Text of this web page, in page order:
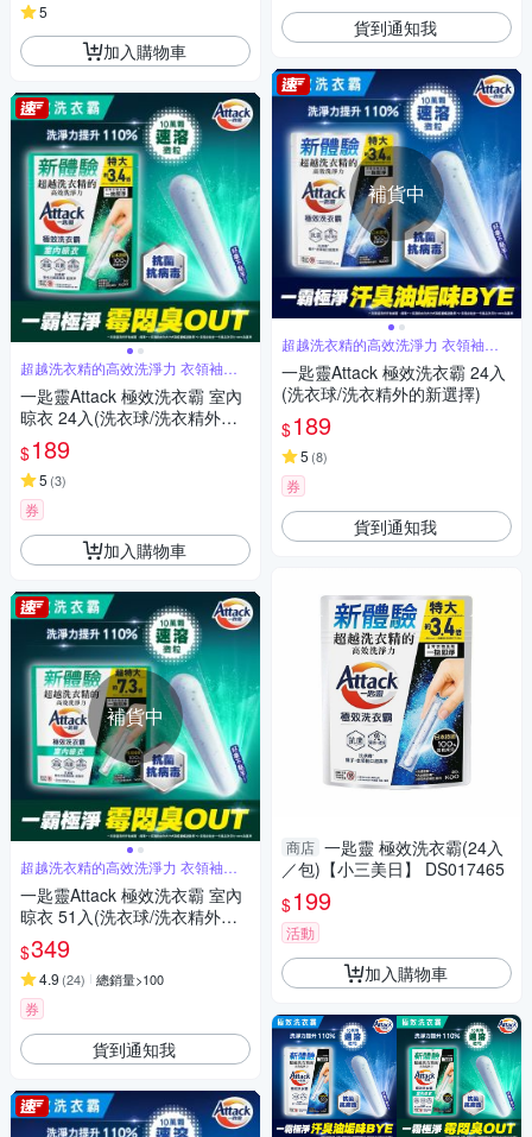
5
加入購物車
超越洗衣精的高效洗淨力 衣領袖口
超潔淨
一匙靈Attack 極效洗衣霸 室內
晾衣 24入(洗衣球/洗衣精外的
新選擇)
$189
5 (3)
券
加入購物車
補貨中
超越洗衣精的高效洗淨力 衣領袖口
超潔淨
一匙靈Attack 極效洗衣霸 室內
晾衣 51入(洗衣球/洗衣精外的
新選擇)
$349
4.9 (24) 總銷量>100
券
貨到通知我
貨到通知我
補貨中
超越洗衣精的高效洗淨力 衣領袖口
超潔淨
一匙靈Attack 極效洗衣霸 24入
(洗衣球/洗衣精外的新選擇)
$189
5 (8)
券
貨到通知我
商店 一匙靈 極效洗衣霸(24入
／包)【小三美日】 DS017465
$199
活動
加入購物車